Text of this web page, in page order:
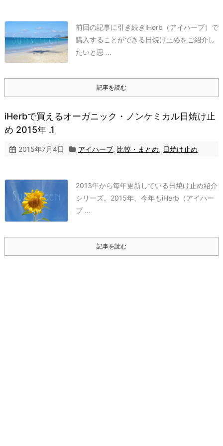
前回の記事に引き続きiHerb（アイハーブ）で
購入することができる日焼け止めをご紹介し
たいと思 ...
記事を読む
iHerbで買えるオーガニック・ノンケミカル日焼け止
め 2015年 .1
2015年7月4日 アイハーブ, 比較・まとめ, 日焼け止め
2013年から毎年更新している日焼け止め紹介
シリーズ。2015年、今年もiHerb（アイハー
ブ ...
記事を読む